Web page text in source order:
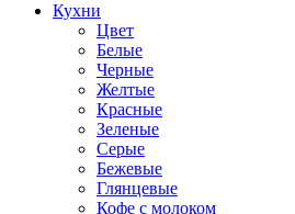
Кухни
Цвет
Белые
Черные
Желтые
Красные
Зеленые
Серые
Бежевые
Глянцевые
Кофе с молоком